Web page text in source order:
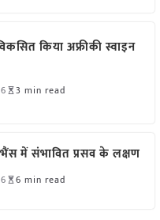
किया अफ्रीकी स्वाइन
3 min read
में संभावित प्रसव के लक्षण
6 min read